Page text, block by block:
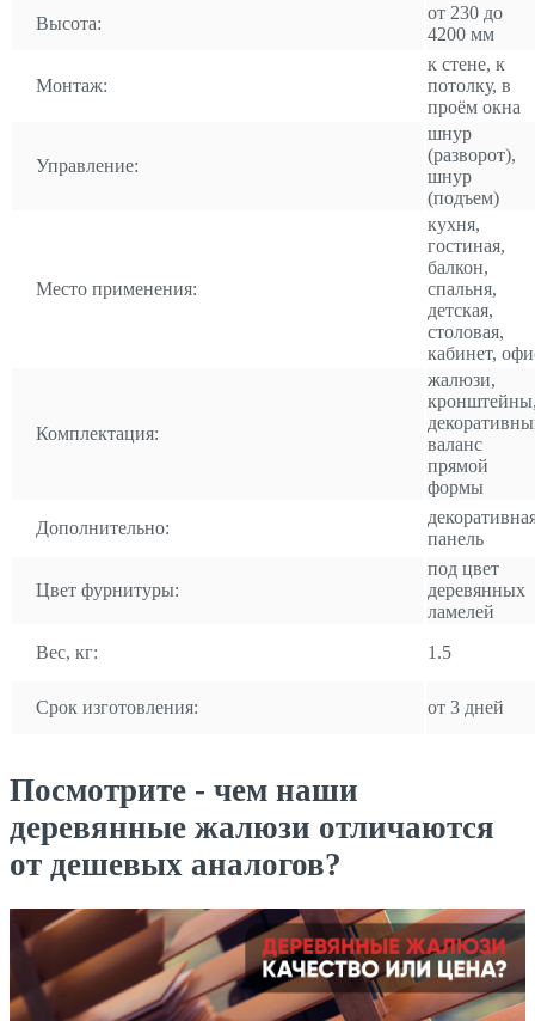
Высота:
от 230 до
4200 мм
Монтаж:
к стене, к
потолку, в
проём окна
Управление:
шнур
(разворот),
шнур
(подъем)
Место применения:
кухня,
гостиная,
балкон,
спальня,
детская,
столовая,
кабинет,
Комплектация:
жалюзи,
валанс
прямой
формы
Дополнительно:
панель
Цвет фурнитуры:
под цвет
деревянных
ламелей
Вес, кг:
1.5
Срок изготовления: от 3 дней
Посмотрите - чем наши
деревянные жалюзи отличаются
от дешевых аналогов?